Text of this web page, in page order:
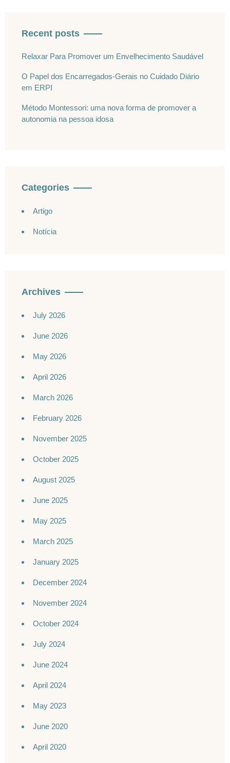
Recent posts
Relaxar Para Promover um Envelhecimento Saudável
O Papel dos Encarregados-Gerais no Cuidado Diário
em ERPI
Método Montessori: uma nova forma de promover a
autonomia na pessoa idosa
Categories
Artigo
Notícia
Archives
July 2026
June 2026
May 2026
April 2026
March 2026
February 2026
November 2025
October 2025
August 2025
June 2025
May 2025
March 2025
January 2025
December 2024
November 2024
October 2024
July 2024
June 2024
April 2024
May 2023
June 2020
April 2020